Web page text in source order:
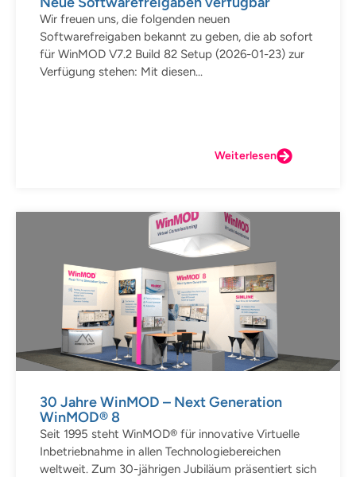
Wir freuen uns, die folgenden neuen
Softwarefreigaben bekannt zu geben, die ab sofort
für WinMOD V7.2 Build 82 Setup (2026-01-23) zur
Verfügung stehen: Mit diesen...
Weiterlesen
30 Jahre WinMOD – Next Generation
WinMOD® 8
Seit 1995 steht WinMOD® für innovative Virtuelle
Inbetriebnahme in allen Technologiebereichen
weltweit. Zum 30-jährigen Jubiläum präsentiert sich